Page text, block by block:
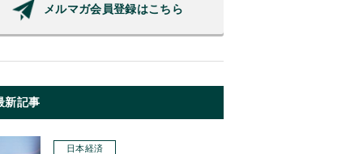
メルマガ会員登録はこちら
新記事
日本経済